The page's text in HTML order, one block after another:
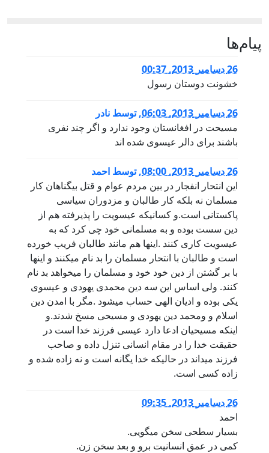
پيام‌ها
26 دسامبر 2013, 00:37
خشونت دوستان رسول
26 دسامبر 2013, 06:03 ,توسط نادر
مسیحت در افغانستان وجود ندارد و اگر چند نفری
باشند برای دالر عیسوی شده اند
26 دسامبر 2013, 08:00 ,توسط احمد
این انتحار انفجار در بین مردم عوام و قتل بیگناهان کار
مسلمان نه بلکه کار طالبان و مزدوران سیاسی
پاکستانی است.و کسانیکه عیسویت را پذیرفته هم از
دین سست بوده و به مسلمانی خود چی کرد که به
عیسویت کاری کنند .اینها هم مانند طالبان فریب خورده
است و طالبان با انتحار مسلمان را بد نام میکنند و اینها
با بر گشتن از دین خود خود و مسلمان را میخواهد بد نام
کنند. ولی اساس این سه دین محمدی یهودی و عیسوی
یکی بوده و ادیان الهی حساب میشود .مگر با امدن دین
اسلام و ومحمد دین یهودی و مسیحی مسخ شدند.و
اینکه مسیحیان ادعا دارد عیسی فرزند خدا است در
حقیقت خدا را در مقام انسانی تنزل داده و صاحب
فرزند میداند در حالیکه خدا یگانه است و نه زاده شده و
زاده کسی است.
26 دسامبر 2013, 09:35
احمد
بسیار سطحی سخن میگویی.
کمی در عمق انسانیت برو و بعد سخن زن.